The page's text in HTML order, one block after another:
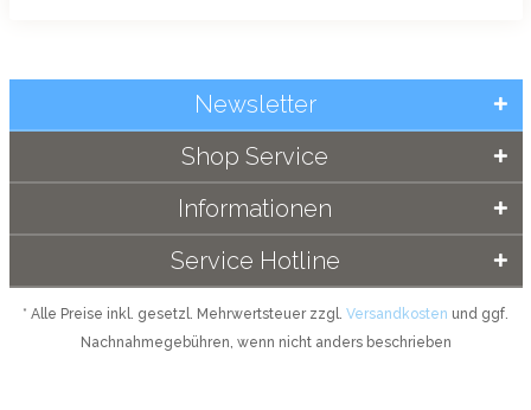
Service Hotline
Shop Service
Informationen
Newsletter
* Alle Preise inkl. gesetzl. Mehrwertsteuer zzgl. Versandkosten und ggf.
Nachnahmegebühren, wenn nicht anders beschrieben